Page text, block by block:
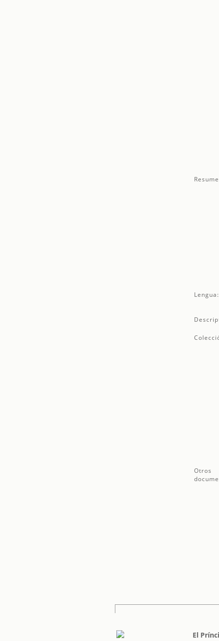
Lengua:
Otros
El